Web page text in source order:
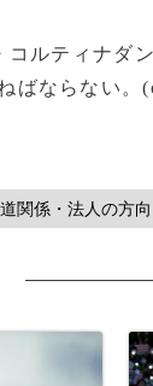
ルティナダ
ばならない。
関係・法人の方